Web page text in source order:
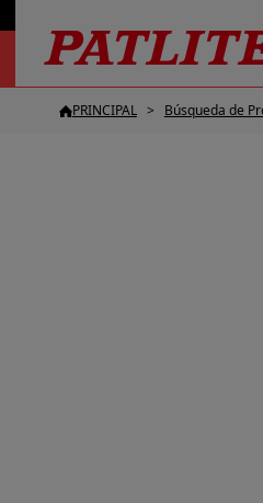
PRINCIPAL Búsqueda de